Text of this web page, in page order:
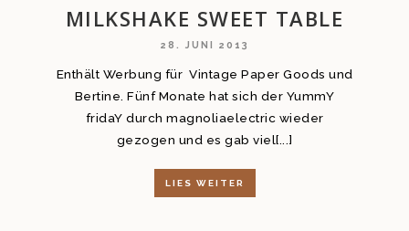
MILKSHAKE SWEET TABLE
28. JUNI 2013
Enthält Werbung für Vintage Paper Goods und
Bertine. Fünf Monate hat sich der YummY
fridaY durch magnoliaelectric wieder
gezogen und es gab viel[...]
LIES WEITER